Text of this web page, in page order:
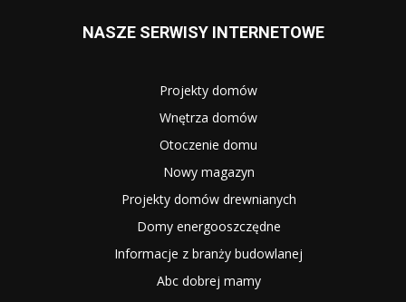
NASZE SERWISY INTERNETOWE
Projekty domów
Wnętrza domów
Otoczenie domu
Nowy magazyn
Projekty domów drewnianych
Domy energooszczędne
Informacje z branży budowlanej
Abc dobrej mamy